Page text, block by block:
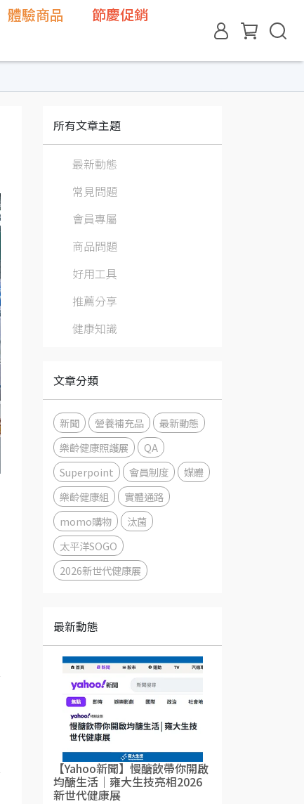
體驗商品
節慶促銷
所有文章主題
最新動態
常見問題
會員專屬
商品問題
好用工具
推薦分享
健康知識
文章分類
新聞 營養補充品
最新動態
樂齡健康照護展
QA
Superpoint
會員制度
媒體
樂齡健康組
實體通路
momo購物
汰菌
太平洋SOGO
2026新世代健康展
最新動態
【Yahoo新聞】慢醣飲帶你開啟
均醣生活│雍大生技亮相2026
新世代健康展